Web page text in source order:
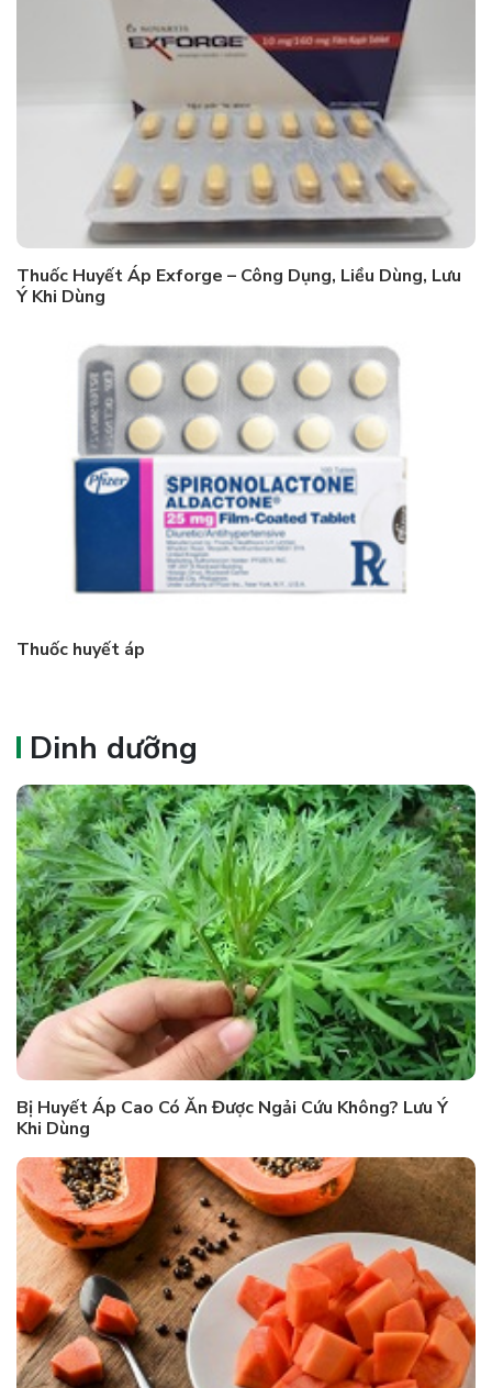
Thuốc Huyết Áp Exforge – Công Dụng, Liều Dùng, Lưu
Ý Khi Dùng
Thuốc huyết áp
Dinh dưỡng
Bị Huyết Áp Cao Có Ăn Được Ngải Cứu Không? Lưu Ý
Khi Dùng